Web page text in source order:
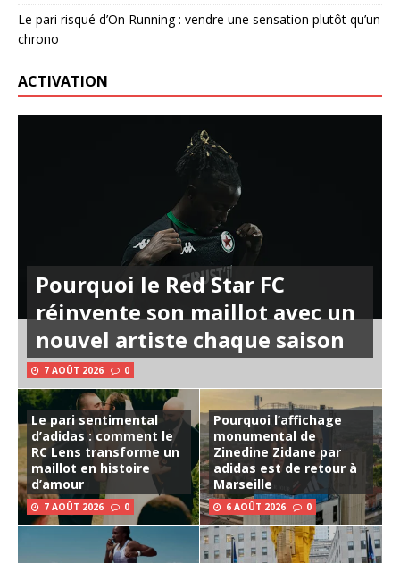
Le pari risqué d’On Running : vendre une sensation plutôt qu’un
chrono
ACTIVATION
Pourquoi le Red Star FC
réinvente son maillot avec un
nouvel artiste chaque saison
7 AOÛT 2026 0
Le pari sentimental
d’adidas : comment le
RC Lens transforme un
maillot en histoire
d’amour
7 AOÛT 2026 0
Pourquoi l’affichage
monumental de
Zinedine Zidane par
adidas est de retour à
Marseille
6 AOÛT 2026 0